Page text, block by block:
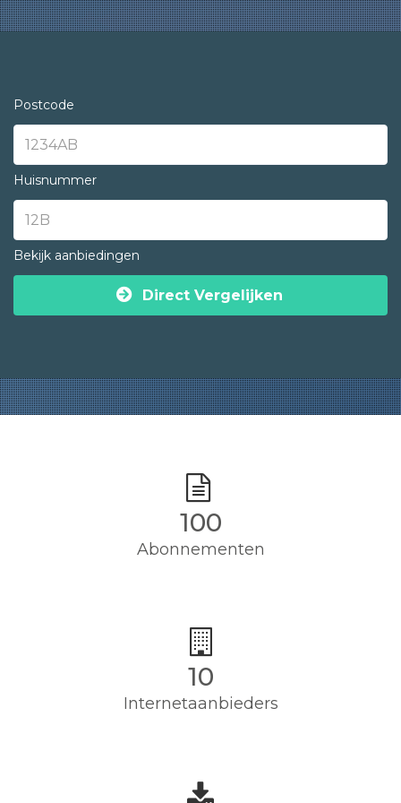
Postcode
Huisnummer
Bekijk aanbiedingen
Direct Vergelijken
100
Abonnementen
10
Internetaanbieders